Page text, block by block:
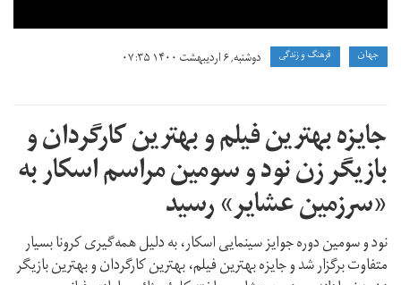
جهان فرهنگ و زندگی دوشنبه, ۶ اردیبهشت ۱۴۰۰ ۰۷:۳۵
جایزه بهترین فیلم و بهترین کارگردان و
بازیگر زن نود و سومین مراسم اسکار به
«سرزمین عشایر» رسید
نود و سومین دوره جوایز سینمایی اسکار،‌ به دلیل همه‌گیری کرونا بسیار
متفاوت برگزار شد و‌ جایزه بهترین فیلم، بهترین کارگردان و بهترین بازیگر